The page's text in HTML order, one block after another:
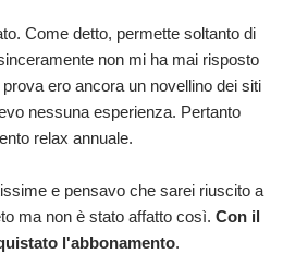
Come detto, permette soltanto di
non mi ha mai risposto
ero ancora un novellino dei siti
nessuna esperienza. Pertanto
relax annuale.
e pensavo che sarei riuscito a
ma non è stato affatto così. Con il
l'abbonamento.